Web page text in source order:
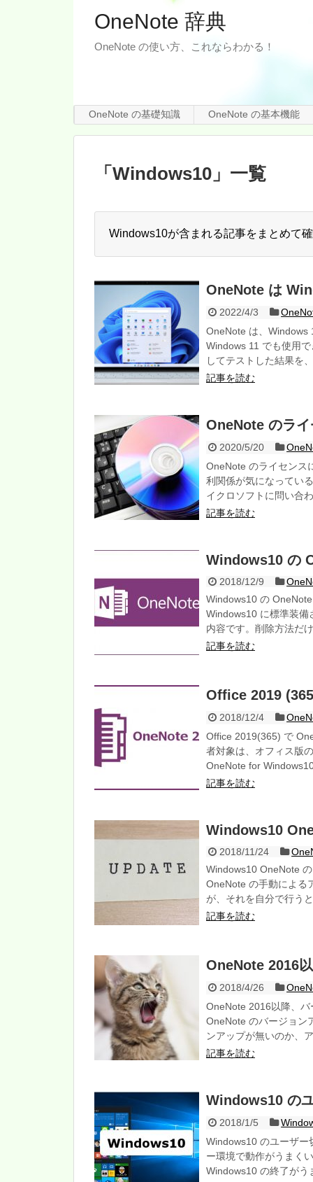
OneNote 辞典
OneNote の使い方、これならわかる！
OneNote の基礎知識 OneNote の基本機能
「 Windows10 」 一覧
Windows10が含まれる記事をまとめて
OneNote は
2022/4/3
OneNote は、Windows
Windows 11 でも使用
してテストした結果を
記事を読む
OneNote のラ
2020/5/20
OneNote のライセンス
利関係が気になってい
イクロソフトに問い合
記事を読む
Windows10 の
2018/12/9
Windows10 の
Windows10 に標準装備
内容です。削除方法だ
記事を読む
Office 2019
2018/12/4
Office 2019(365) で
者対象は、オフィス版
OneNote for
記事を読む
Windows10
2018/11/24
Windows10 OneNote
OneNote の手動による
が、それを自分で行う
記事を読む
OneNote 2016
2018/4/26
OneNote 2016以降、
OneNote のバージョン
ンアップが無いのか、
記事を読む
Windows10 の
2018/1/5
Windows10 のユーザー
ー環境で動作がうまく
Windows10 の終了がう